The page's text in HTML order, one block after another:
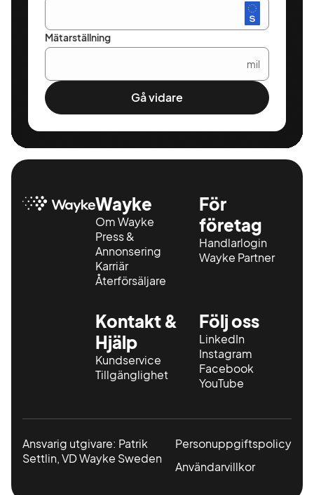
korrekt genomgång
Rätt val för dig som
framför tempo
även efter
Söker struktur
långsiktighet
📞 Telefontid alla
Mätarställning
mil
Gå vidare
Wayke
Om Wayke
Press &
Annonsering
Karriär
Återförsäljare
För
företag
Handlarlogin
Wayke Partner
Kontakt &
Hjälp
Kundservice
Tillgänglighet
Följ oss
LinkedIn
Instagram
Facebook
YouTube
Ansvarig utgivare: Patrik
Settlin, VD Wayke Sweden
Personuppgiftspolicy
Användarvillkor